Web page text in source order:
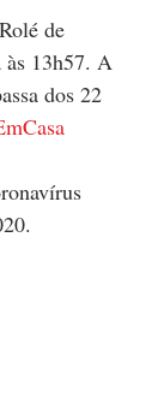
de
às 13h57. A
dos 22